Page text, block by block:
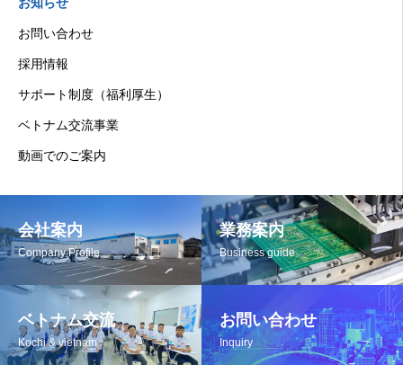
お問い合わせ
採用情報
サポート制度（福利厚生）
ベトナム交流事業
動画でのご案内
会社案内
Company Profile
業務案内
Business guide
ベトナム交流
Kochi & vietnam
お問い合わせ
Inquiry